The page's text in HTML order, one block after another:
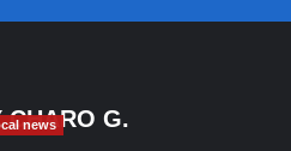
CHARO G.
news